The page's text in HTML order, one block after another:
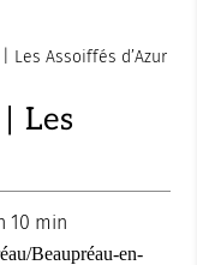
| Les Assoiffés d’Azur
Les
10 min
Beaupréau-en-